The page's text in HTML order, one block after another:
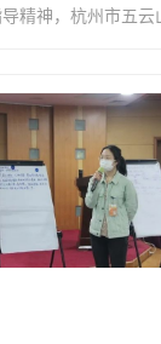
精神，杭州市五